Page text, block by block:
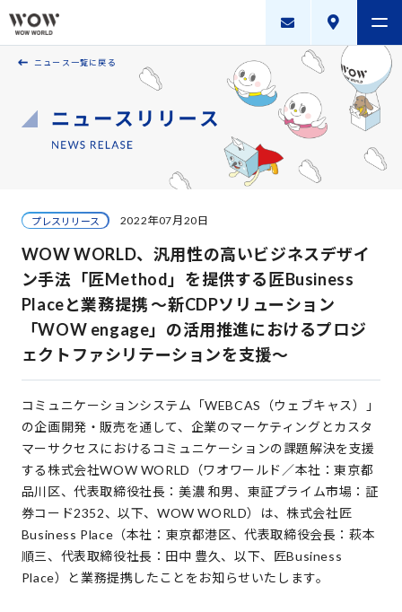
会社案内
採用案内
WOW WORLD GROUP
お問い合わせ ｜ 個人情報保護方針｜情報セキュリティ方針 ｜
新規お取引に関する留意事項 ｜ サイトマップ
ニュース一覧に戻る
プレスリリース 2022年07月20日
WOW WORLD、汎用性の高いビジネスデザイ
ン手法「匠Method」を提供する匠Business
Placeと業務提携 ～新CDPソリューション
「WOW engage」の活用推進におけるプロジ
ェクトファシリテーションを支援～
コミュニケーションシステム「WEBCAS（ウェブキャス）」
の企画開発・販売を通して、企業のマーケティングとカスタ
マーサクセスにおけるコミュニケーションの課題解決を支援
する株式会社WOW WORLD（ワオワールド／本社：東京都
品川区、代表取締役社長：美濃 和男、東証プライム市場：証
券コード2352、以下、WOW WORLD）は、株式会社匠
Business Place（本社：東京都港区、代表取締役会長：萩本
順三、代表取締役社長：田中 豊久、以下、匠Business
Place）と業務提携したことをお知らせいたします。